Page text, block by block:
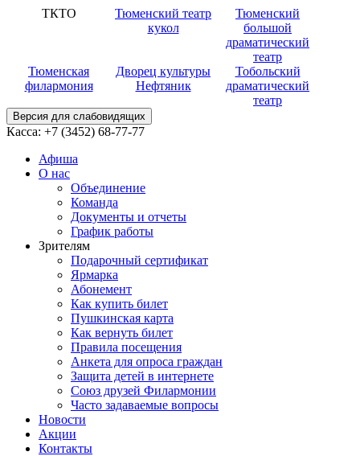
ТКТО
Тюменский театр
кукол
Тюменский
большой
драматический
театр
Тюменская
филармония
Дворец культуры
Нефтяник
Тобольский
драматический
театр
Версия для слабовидящих
Касса: +7 (3452) 68-77-77
Афиша
О нас
Объединение
Команда
Документы и отчеты
График работы
Зрителям
Подарочный сертификат
Ярмарка
Абонемент
Как купить билет
Пушкинская карта
Как вернуть билет
Правила посещения
Анкета для опроса граждан
Защита детей в интернете
Союз друзей Филармонии
Часто задаваемые вопросы
Новости
Акции
Контакты